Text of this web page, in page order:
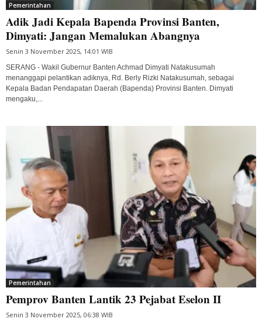
Pemerintahan
Adik Jadi Kepala Bapenda Provinsi Banten,
Dimyati: Jangan Memalukan Abangnya
Senin 3 November 2025, 14:01 WIB
SERANG - Wakil Gubernur Banten Achmad Dimyati Natakusumah
menanggapi pelantikan adiknya, Rd. Berly Rizki Natakusumah, sebagai
Kepala Badan Pendapatan Daerah (Bapenda) Provinsi Banten. Dimyati
mengaku,...
Pemerintahan
Pemprov Banten Lantik 23 Pejabat Eselon II
Senin 3 November 2025, 06:38 WIB